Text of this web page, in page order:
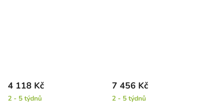
4 118 Kč
2 - 5 týdnů
7 456 Kč
2 - 5 týdnů